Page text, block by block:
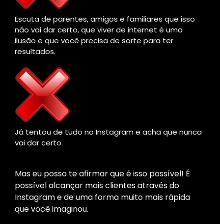
Escuta de parentes, amigos e familiares que isso
não vai dar certo, que viver de internet é uma
ilusão e que você precisa de sorte para ter
resultados.
Já tentou de tudo no Instagram e acha que nunca
vai dar certo.
Mas eu posso te afirmar que é isso possível! É
possível alcançar mais clientes através do
Instagram e de uma forma muito mais rápida
que você imaginou.